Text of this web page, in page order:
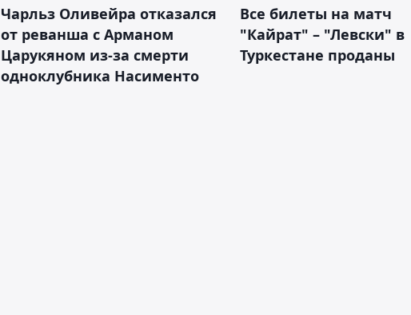
Чарльз Оливейра отказался
от реванша с Арманом
Царукяном из-за смерти
одноклубника Насименто
Все билеты на матч
"Кайрат" – "Левски" в
Туркестане проданы